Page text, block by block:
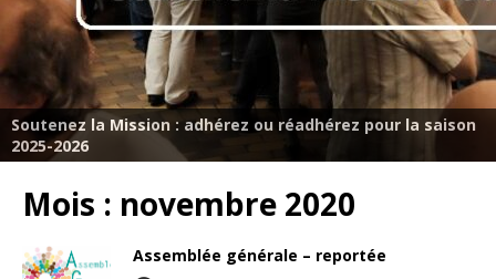
Soutenez la Mission : adhérez ou réadhérez pour la saison
2025-2026
Mois : novembre 2020
Assemblée générale – reportée